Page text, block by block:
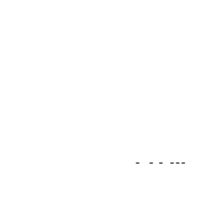
- - - ---